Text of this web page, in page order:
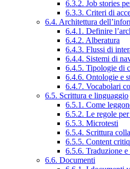
6.3.2. Job stories
6.3.3. Criteri di
6.4. Architettura
6.4.1. Definire
6.4.2. Alberatura
6.4.3. Flussi di
6.4.4. Sistemi di
6.4.5. Tipologie di
6.4.6. Ontologie e
6.4.7. Vocabolari
6.5. Scrittura e linguaggio
6.5.1. Come
6.5.2. Le regole
6.5.3. Microtesti
6.5.4. Scrittura
6.5.5. Content
6.5.6. Traduzione
6.6. Documenti